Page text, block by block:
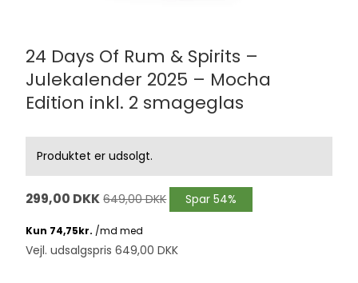
24 Days Of Rum & Spirits –
Julekalender 2025 – Mocha
Edition inkl. 2 smageglas
Produktet er udsolgt.
299,00 DKK 649,00 DKK Spar 54%
Vejl. udsalgspris 649,00 DKK